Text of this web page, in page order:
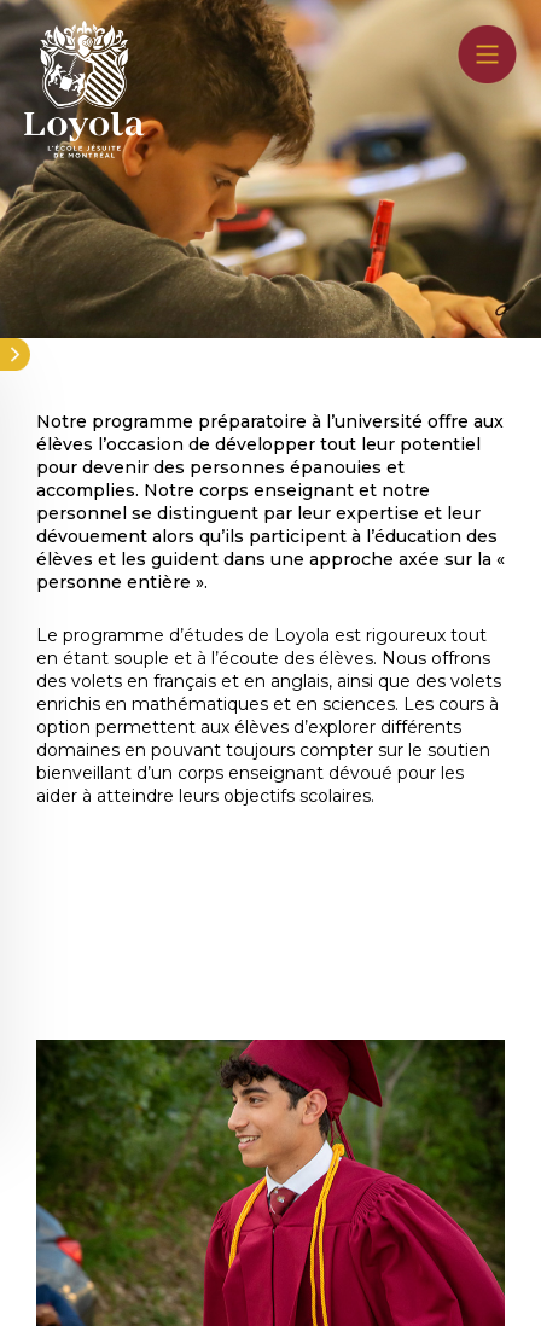
Aller
au
contenu
principal
Notre programme préparatoire à l’université offre aux
élèves l’occasion de développer tout leur potentiel
pour devenir des personnes épanouies et
accomplies. Notre corps enseignant et notre
personnel se distinguent par leur expertise et leur
dévouement alors qu’ils participent à l’éducation des
élèves et les guident dans une approche axée sur la «
personne entière ».
Le programme d’études de Loyola est rigoureux tout
en étant souple et à l’écoute des élèves. Nous offrons
des volets en français et en anglais, ainsi que des volets
enrichis en mathématiques et en sciences. Les cours à
option permettent aux élèves d’explorer différents
domaines en pouvant toujours compter sur le soutien
bienveillant d’un corps enseignant dévoué pour les
aider à atteindre leurs objectifs scolaires.